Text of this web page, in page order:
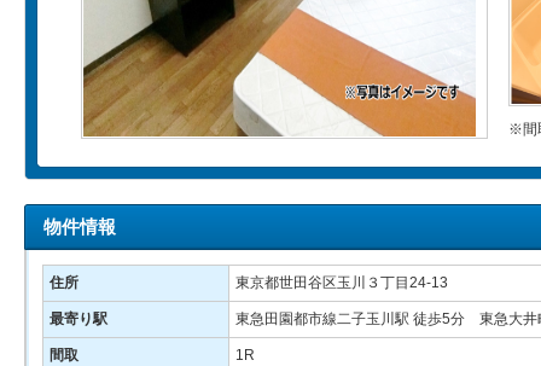
※間
物件情報
住所 東京都世田谷区玉川３丁目24-13
最寄り駅 東急田園都市線二子玉川駅 徒歩5分 東急大
間取 1R